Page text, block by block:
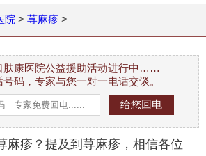
院 > 荨麻疹>
肤康医院公益援助活动进行中……
码，专家与您一对一电话交谈。
麻疹？提及到荨麻疹，相信各位